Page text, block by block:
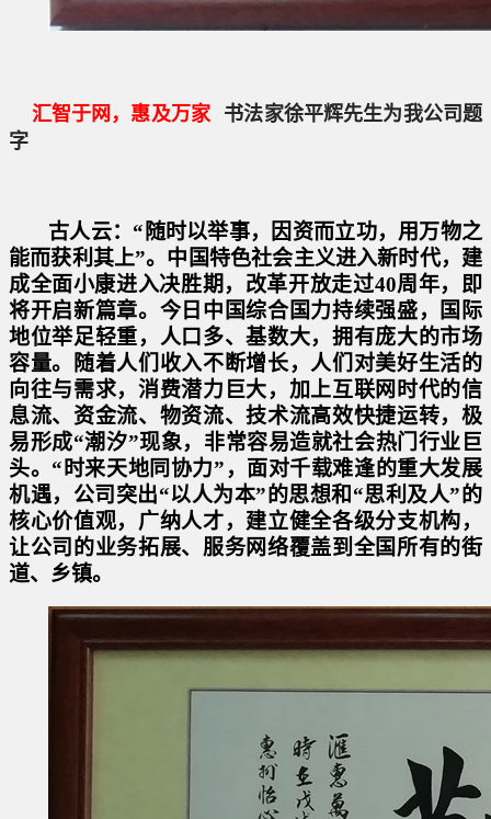
汇智于网，惠及万家 书法家徐平辉先生为我公司题
字
古人云：“随时以举事，因资而立功，用万物之
能而获利其上”。中国特色社会主义进入新时代，建
成全面小康进入决胜期，改革开放走过40周年，即
将开启新篇章。今日中国综合国力持续强盛，国际
地位举足轻重，人口多、基数大， 拥有庞大的市场
容量。
随着人们收入不断增长，人们对美好生活的
向往与需求，消费潜力巨大，加上互联网时代的信
息流、资金流、物资流、技术流高效快捷运转，极
易形成“潮汐”现象，非常容易造就社会热门行业巨
头。“时来天地同协力”， 面对千载难逢的重大发展
机遇，公司突出“以人为本”的思想和“思利及人”的
核心价值观，广纳人才，建立健全各级分支机构，
让公司的业务拓展、服务网络覆盖到全国所有的街
道、乡镇。